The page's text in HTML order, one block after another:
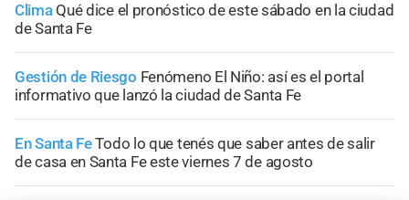
Clima Qué dice el pronóstico de este sábado en la ciudad
de Santa Fe
Gestión de Riesgo Fenómeno El Niño: así es el portal
informativo que lanzó la ciudad de Santa Fe
En Santa FeTodo lo que tenés que saber antes de salir
de casa en Santa Fe este viernes 7 de agosto